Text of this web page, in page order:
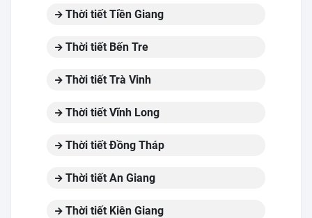
Thời tiết Tiền Giang
Thời tiết Bến Tre
Thời tiết Trà Vinh
Thời tiết Vĩnh Long
Thời tiết Đồng Tháp
Thời tiết An Giang
Thời tiết Kiên Giang